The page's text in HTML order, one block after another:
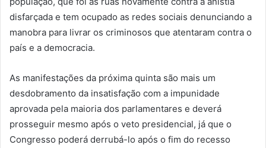
disfarçada e tem ocupado as redes sociais denunciando a
manobra para livrar os criminosos que atentaram contra o
país e a democracia.
As manifestações da próxima quinta são mais um
desdobramento da insatisfação com a impunidade
aprovada pela maioria dos parlamentares e deverá
prosseguir mesmo após o veto presidencial, já que o
Congresso poderá derrubá-lo após o fim do recesso